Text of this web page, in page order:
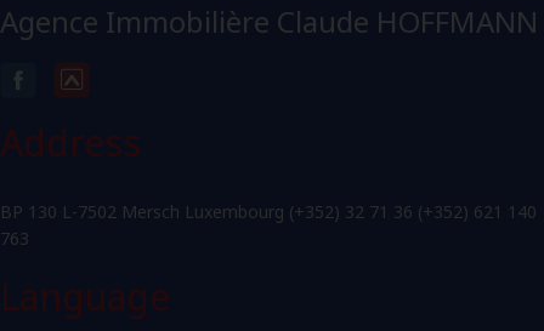
Agence Immobilière Claude HOFFMANN
Address
BP 130 L-7502 Mersch Luxembourg (+352) 32 71 36 (+352) 621 140
763
Language